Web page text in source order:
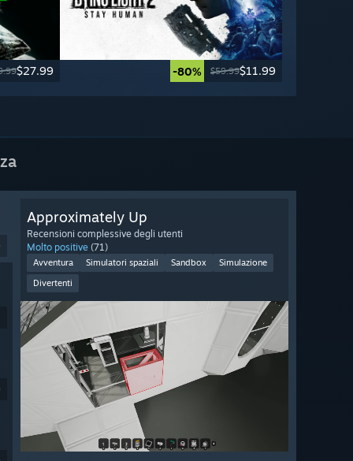
$27.99 -80% $59.99$11.99
Approximately Up
Recensioni complessive degli utenti
Molto positive (71)
Avventura Simulatori spaziali Sandbox
Simulazione
Divertenti